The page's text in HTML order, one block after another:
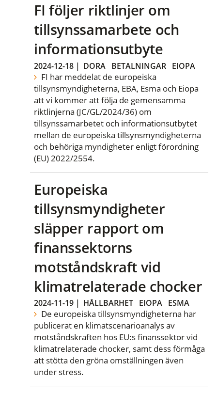
FI följer riktlinjer om
tillsynssamarbete och
informationsutbyte
2024-12-18 | DORA BETALNINGAR EIOPA
FI har meddelat de europeiska
tillsynsmyndigheterna, EBA, Esma och Eiopa
att vi kommer att följa de gemensamma
riktlinjerna (JC/GL/2024/36) om
tillsynssamarbetet och informationsutbytet
mellan de europeiska tillsynsmyndigheterna
och behöriga myndigheter enligt förordning
(EU) 2022/2554.
Europeiska
tillsynsmyndigheter
släpper rapport om
finanssektorns
motståndskraft vid
klimatrelaterade chocker
2024-11-19 | HÅLLBARHET EIOPA ESMA
De europeiska tillsynsmyndigheterna har
publicerat en klimatscenarioanalys av
motståndskraften hos EU:s finanssektor vid
klimatrelaterade chocker, samt dess förmåga
att stötta den gröna omställningen även
under stress.